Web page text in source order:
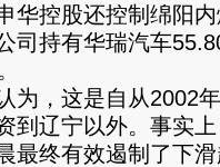
华控股还控制绵阳
司持有华瑞汽车
，这是自从2002年
到辽宁以外。事实
最终有效遏制了下